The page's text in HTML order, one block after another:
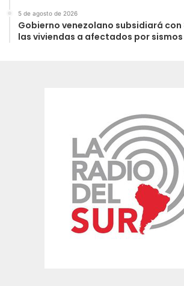
5 de agosto de 2026
Gobierno venezolano subsidiará con
las viviendas a afectados por sismos